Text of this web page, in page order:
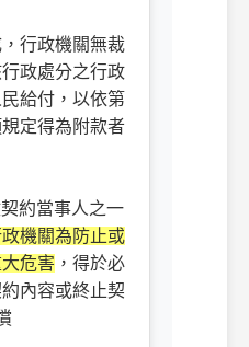
行政機關無裁
政處分之行政
給付，以依第
定得為附款者
約當事人之一
機關為防止或
危害 ，得於必
內容或終止契